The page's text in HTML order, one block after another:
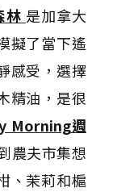
林 是加拿大
擬了當下遙
感受，選擇
精油，是很
Morning週
農夫市集想
、茉莉和槴